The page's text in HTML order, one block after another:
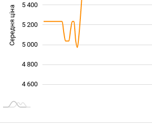
Середня ціна 4 600
4 600
4 800
5 000
5 200
5 400